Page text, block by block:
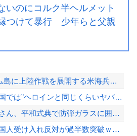
いのにコルク半ヘルメット
つけて暴行 少年らと父親
1944年7月、グアム島に上陸作戦を展開する米海兵隊を空撮！
【警告】医師「米国では”ヘロインと同じくらいヤバい薬”が日本では平気で処方されて...
【悲報】高市早苗さん、平和式典で防弾ガラスに囲われながらスピーチ
日本人、ついに外国人受け入れ反対が過半数突破ｗｗｗ